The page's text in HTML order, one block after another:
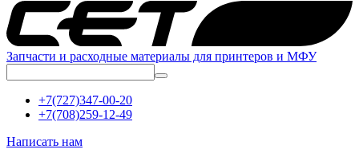
Запчасти и расходные материалы для принтеров и МФУ
+7(727)347-00-20
+7(708)259-12-49
Написать нам